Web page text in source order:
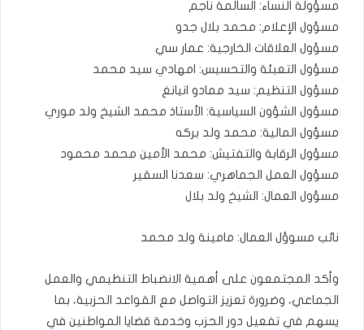
مسؤولة النساء: السالمة ناجم
مسؤول الإعلام: محمد بلال جدو
مسؤول العلاقات الخارجية: عمار سي
مسؤول التعبئة والتحسيس: امهادي سيد محمد
مسؤول التنظيم: سيد ممادو انيانغ
مسؤول الشؤون السياسية: الأستاذ محمد الشيخ ولد موري
مسؤول المالية: محمد ولد بركه
مسؤول الرقابة والتفتيش: محمد الأمين محمد محمود
مسؤول العمل الجماهري: سعدنا السقير
مسؤول العمال: الشيخ ولد بلال
نائب مسوؤل العمال: مامينة ولد محمد
وأكد المجتمعون على أهمية الانضباط التنظيمي والعمل
الجماعي، وضرورة تعزيز التواصل مع القواعد الحزبية، بما
يسهم في تفعيل دور الحزب وخدمة قضايا المواطنين في